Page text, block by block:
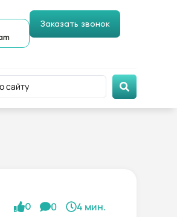
Заказать звонок
0 0 4 мин.